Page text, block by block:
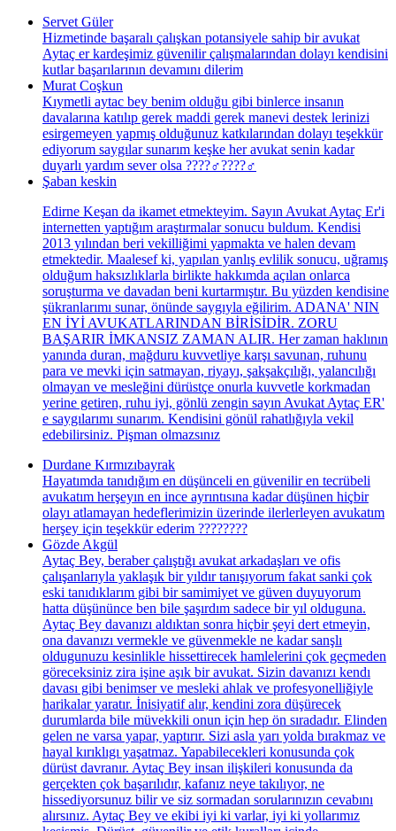
Servet Güler
Hizmetinde başaralı çalışkan potansiyele sahip bir avukat
Aytaç er kardeşimiz güvenilir çalışmalarından dolayı kendisini
kutlar başarılarının devamını dilerim
Murat Coşkun
Kıymetli aytac bey benim olduğu gibi binlerce insanın
davalarına katılıp gerek maddi gerek manevi destek lerinizi
esirgemeyen yapmış olduğunuz katkılarından dolayı teşekkür
ediyorum saygılar sunarım keşke her avukat senin kadar
duyarlı yardım sever olsa ????‍♂️????‍♂️
Şaban keskin
Edirne Keşan da ikamet etmekteyim. Sayın Avukat Aytaç Er'i
internetten yaptığım araştırmalar sonucu buldum. Kendisi
2013 yılından beri vekilliğimi yapmakta ve halen devam
etmektedir. Maalesef ki, yapılan yanlış evlilik sonucu, uğramış
olduğum haksızlıklarla birlikte hakkımda açılan onlarca
soruşturma ve davadan beni kurtarmıştır. Bu yüzden kendisine
şükranlarımı sunar, önünde saygıyla eğilirim. ADANA' NIN
EN İYİ AVUKATLARINDAN BİRİSİDİR. ZORU
BAŞARIR İMKANSIZ ZAMAN ALIR. Her zaman haklının
yanında duran, mağduru kuvvetliye karşı savunan, ruhunu
para ve mevki için satmayan, riyayı, şakşakçılığı, yalancılığı
olmayan ve mesleğini dürüstçe onurla kuvvetle korkmadan
yerine getiren, ruhu iyi, gönlü zengin sayın Avukat Aytaç ER'
e saygılarımı sunarım. Kendisini gönül rahatlığıyla vekil
edebilirsiniz. Pişman olmazsınız
Durdane Kırmızıbayrak
Hayatımda tanıdığım en düşünceli en güvenilir en tecrübeli
avukatım herşeyın en ince ayrıntısına kadar düşünen hiçbir
olayı atlamayan hedeflerimizin üzerinde ilerlerleyen avukatım
herşey için teşekkür ederim ????????
Gözde Akgül
Aytaç Bey, beraber çalıştığı avukat arkadaşları ve ofis
çalışanlarıyla yaklaşık bir yıldır tanışıyorum fakat sanki çok
eski tanıdıklarım gibi bir samimiyet ve güven duyuyorum
hatta düşününce ben bile şaşırdım sadece bir yıl olduguna.
Aytaç Bey davanızı aldıktan sonra hiçbir şeyi dert etmeyin,
ona davanızı vermekle ve güvenmekle ne kadar sanşlı
oldugunuzu kesinlikle hissettirecek hamlelerini çok geçmeden
göreceksiniz zira işine aşık bir avukat. Sizin davanızı kendı
davası gibi benimser ve mesleki ahlak ve profesyonelliğiyle
harikalar yaratır. İnisiyatif alır, kendini zora düşürecek
durumlarda bile müvekkili onun için hep ön sıradadır. Elinden
gelen ne varsa yapar, yaptırır. Sizi asla yarı yolda bırakmaz ve
hayal kırıklıgı yaşatmaz. Yapabilecekleri konusunda çok
dürüst davranır. Aytaç Bey insan ilişkileri konusunda da
gerçekten çok başarılıdır, kafanız neye takılıyor, ne
hissediyorsunuz bilir ve siz sormadan sorularınızın cevabını
alırsınız. Aytaç Bey ve ekibi iyi ki varlar, iyi ki yollarımız